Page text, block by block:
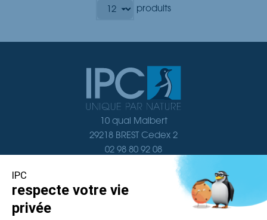
produits
10 quai Malbert
29218 BREST Cedex 2
02 98 80 92 08